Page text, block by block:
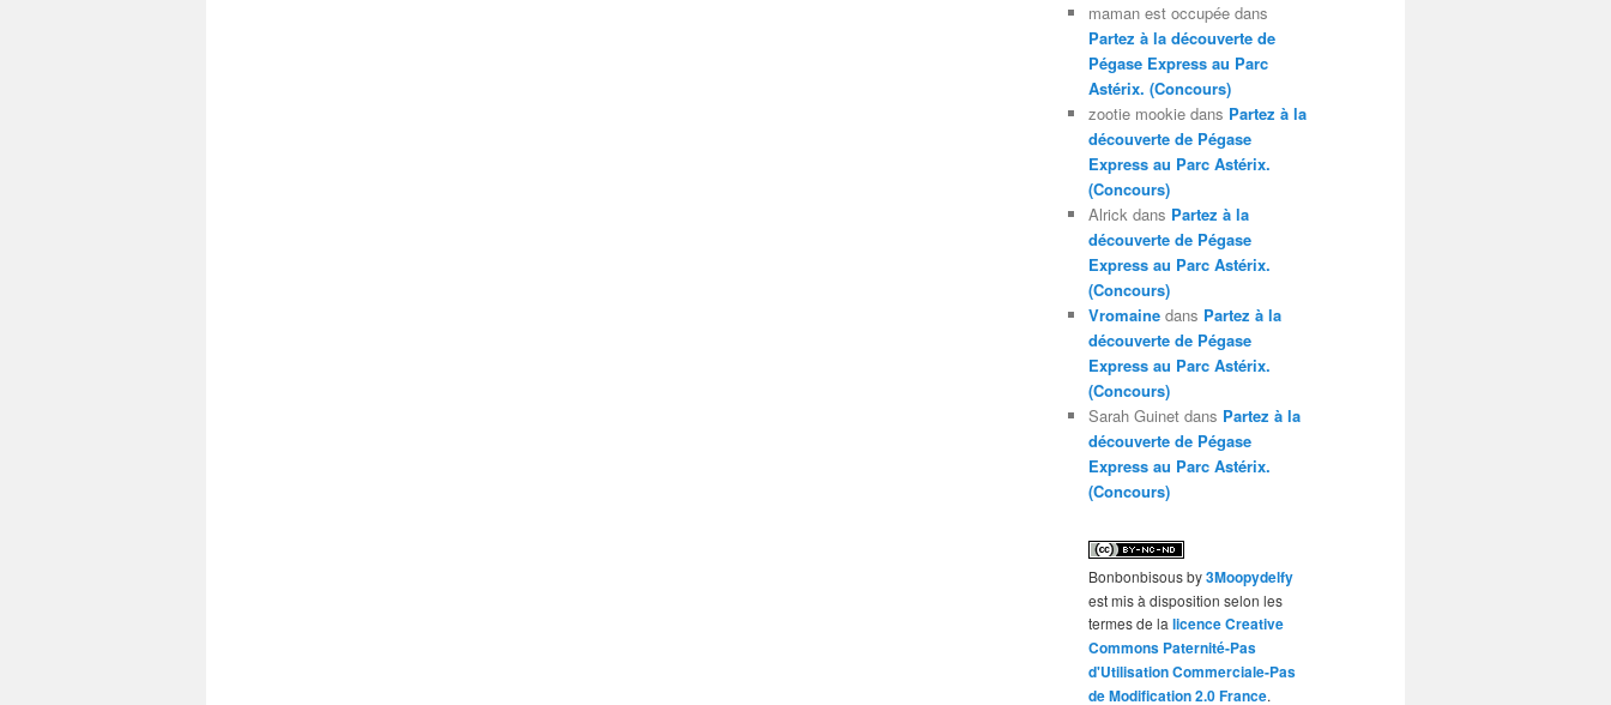
maman est occupée dans
Partez à la découverte de
Pégase Express au Parc
Astérix. (Concours)
zootie mookie dans Partez à la
découverte de Pégase
Express au Parc Astérix.
(Concours)
Alrick dans Partez à la
découverte de Pégase
Express au Parc Astérix.
(Concours)
Vromaine dans Partez à la
découverte de Pégase
Express au Parc Astérix.
(Concours)
Sarah Guinet dans Partez à la
découverte de Pégase
Express au Parc Astérix.
(Concours)
Bonbonbisousby3Moopydelfy
est mis à disposition selon les
termes de la licence Creative
Commons Paternité-Pas
d'Utilisation Commerciale-Pas
de Modification 2.0 France.